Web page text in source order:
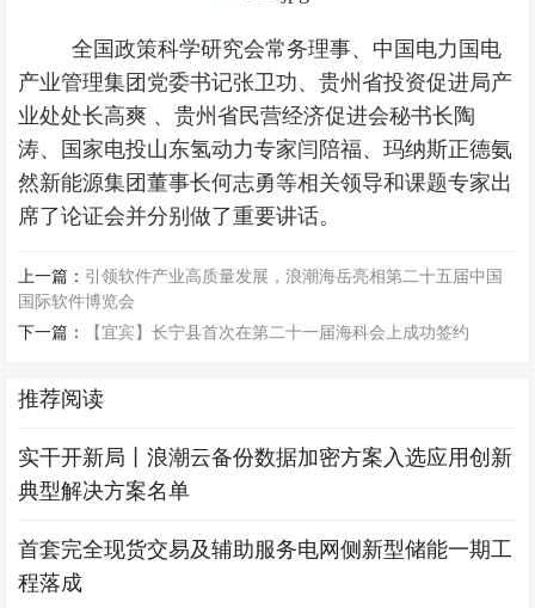
全国政策科学研究会常务理事、中国电力国电
产业管理集团党委书记张卫功、贵州省投资促进局产
业处处长高爽 、贵州省民营经济促进会秘书长陶
涛、国家电投山东氢动力专家闫陪福、玛纳斯正德氨
然新能源集团董事长何志勇等相关领导和课题专家出
席了论证会并分别做了重要讲话。
上一篇： 引领软件产业高质量发展，浪潮海岳亮相第二十五届中国
国际软件博览会
下一篇：
【宜宾】长宁县首次在第二十一届海科会上成功签约
推荐阅读
实干开新局丨浪潮云备份数据加密方案入选应用创新
典型解决方案名单
首套完全现货交易及辅助服务电网侧新型储能一期工
程落成